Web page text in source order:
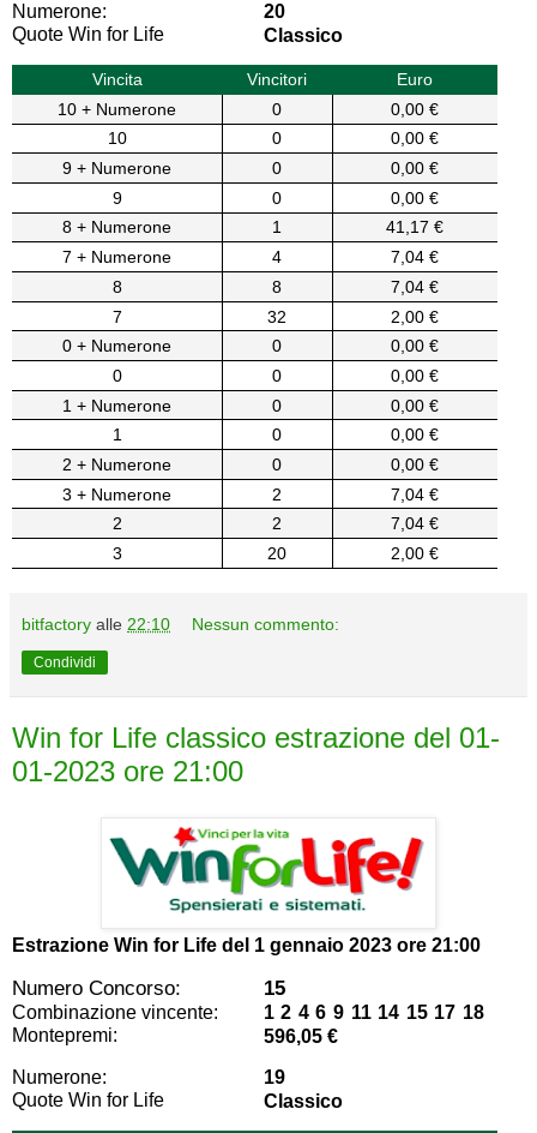
Numerone:
20
Quote Win for Life
Classico
Vincita Vincitori
Euro
10 + Numerone
0
0,00 €
10
0
0,00 €
9 + Numerone
0
0,00 €
9
0
0,00 €
8 + Numerone
1
41,17 €
7 + Numerone
4
7,04 €
8
8
7,04 €
7
32
2,00 €
0 + Numerone
0
0,00 €
0
0
0,00 €
1 + Numerone
0
0,00 €
1
0
0,00 €
2 + Numerone
0
0,00 €
3 + Numerone
2
7,04 €
2
2
7,04 €
3
20 2,00 €
bitfactory alle 22:10 Nessun commento:
Condividi
Win for Life classico estrazione del 01-
01-2023 ore 21:00
Estrazione Win for Life del 1 gennaio 2023 ore 21:00
Numero Concorso: 15
Combinazione vincente:
1 2 4 6 9 11 14 15 17 18
Montepremi:
596,05 €
Numerone:
19
Quote Win for Life
Classico